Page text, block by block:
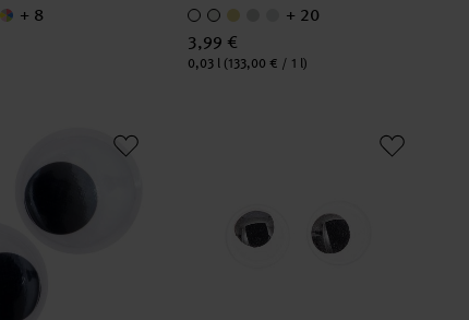
+ 8
+ 20
3,99 €
Inhalt:
0,03 l (133,00 € / 1 l)